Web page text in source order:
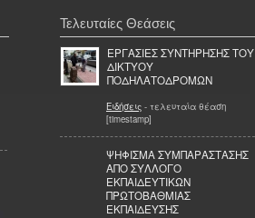
Τελευταίες Θεάσεις
ΕΡΓΑΣΙΕΣ ΣΥΝΤΗΡΗΣΗΣ ΤΟΥ
ΔΙΚΤΥΟΥ
ΠΟΔΗΛΑΤΟΔΡΟΜΩΝ
Ειδήσεις - τελευταία θέαση
[timestamp]
ΨΗΦΙΣΜΑ ΣΥΜΠΑΡΑΣΤΑΣΗΣ
AΠΟ ΣΥΛΛΟΓΟ
ΕΚΠΑΙΔΕΥΤΙΚΩΝ
ΠΡΩΤΟΒΑΘΜΙΑΣ
ΕΚΠΑΙΔΕΥΣΗΣ